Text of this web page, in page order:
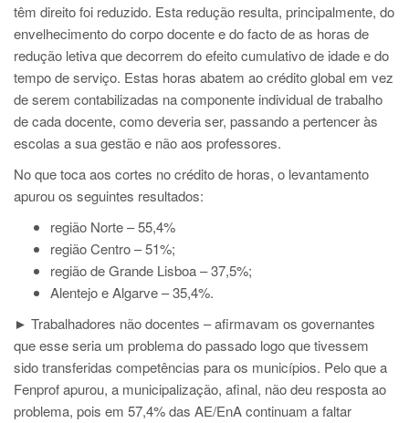
têm direito foi reduzido. Esta redução resulta, principalmente, do
envelhecimento do corpo docente e do facto de as horas de
redução letiva que decorrem do efeito cumulativo de idade e do
tempo de serviço. Estas horas abatem ao crédito global em vez
de serem contabilizadas na componente individual de trabalho
de cada docente, como deveria ser, passando a pertencer às
escolas a sua gestão e não aos professores.
No que toca aos cortes no crédito de horas, o levantamento
apurou os seguintes resultados:
região Norte – 55,4%
região Centro – 51%;
região de Grande Lisboa – 37,5%;
Alentejo e Algarve – 35,4%.
► Trabalhadores não docentes – afirmavam os governantes
que esse seria um problema do passado logo que tivessem
sido transferidas competências para os municípios. Pelo que a
Fenprof apurou, a municipalização, afinal, não deu resposta ao
problema, pois em 57,4% das AE/EnA continuam a faltar